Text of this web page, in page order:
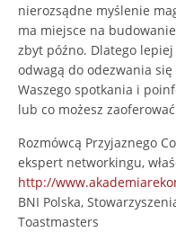
nierozsądne myślenie
ma miejsce na
zbyt późno. Dlatego
odwagą do odezwania
Waszego spotkania i
lub co możesz
Rozmówcą Przyjaznego
ekspert networkingu,
http://
BNI Polska,
Toastmasters